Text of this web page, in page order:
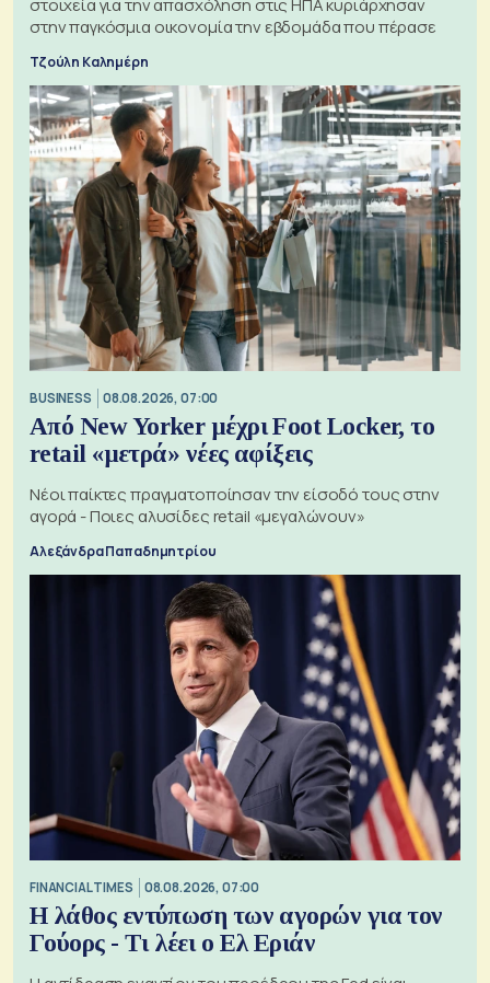
στοιχεία για την απασχόληση στις ΗΠΑ κυριάρχησαν
στην παγκόσμια οικονομία την εβδομάδα που πέρασε
Τζούλη Καλημέρη
BUSINESS 08.08.2026, 07:00
Από New Yorker μέχρι Foot Locker, το
retail «μετρά» νέες αφίξεις
Νέοι παίκτες πραγματοποίησαν την είσοδό τους στην
αγορά - Ποιες αλυσίδες retail «μεγαλώνουν»
Αλεξάνδρα Παπαδημητρίου
FINANCIAL TIMES 08.08.2026, 07:00
Η λάθος εντύπωση των αγορών για τον
Γούορς - Τι λέει ο Ελ Εριάν